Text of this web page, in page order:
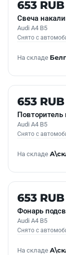
653 RUB
Свеча
Audi A4 B5
Снято с
На складе
Б/У В НАЛИЧИИ
653 RUB
Audi A4 B5
Снято с
На складе
Б/У В НАЛИЧИИ
653 RUB
Фонарь
Audi A4 B5
Снято с
На складе